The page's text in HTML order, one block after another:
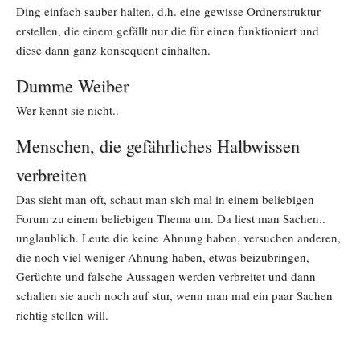
Ding einfach sauber halten, d.h. eine gewisse Ordnerstruktur
erstellen, die einem gefällt nur die für einen funktioniert und
diese dann ganz konsequent einhalten.
Dumme Weiber
Wer kennt sie nicht..
Menschen, die gefährliches Halbwissen
verbreiten
Das sieht man oft, schaut man sich mal in einem beliebigen
Forum zu einem beliebigen Thema um. Da liest man Sachen..
unglaublich. Leute die keine Ahnung haben, versuchen anderen,
die noch viel weniger Ahnung haben, etwas beizubringen,
Gerüchte und falsche Aussagen werden verbreitet und dann
schalten sie auch noch auf stur, wenn man mal ein paar Sachen
richtig stellen will.